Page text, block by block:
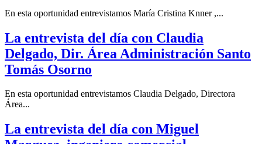
En esta oportunidad entrevistamos María Cristina Knner ,...
La entrevista del día con Claudia
Delgado, Dir. Área Administración Santo
Tomás Osorno
En esta oportunidad entrevistamos Claudia Delgado, Directora
Área...
La entrevista del día con Miguel